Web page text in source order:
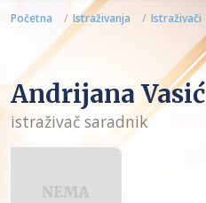
Početna Istraživanja Istraživači
Andrijana Vasić
istraživač saradnik